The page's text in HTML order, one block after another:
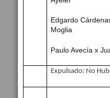
Edgardo
Moglia
Paulo Avecía x
Expulsado: No